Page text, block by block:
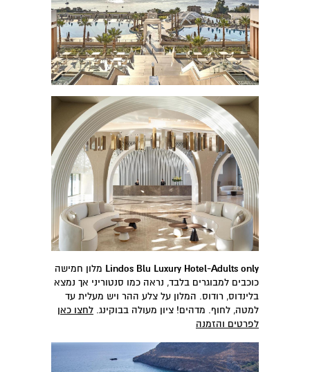
Lindos Blu Luxury Hotel-Adults only מלון חמישה
כוכבים למבוגרים בלבד, נראה כמו סנטוריני אך נמצא
בלינדוס, רודוס. המלון על צלע ההר ויש מעלית עד
למטה, לחוף. מדהים! ציון מעולה בבוקינג. לחצו כאן
לפרטים והזמנה